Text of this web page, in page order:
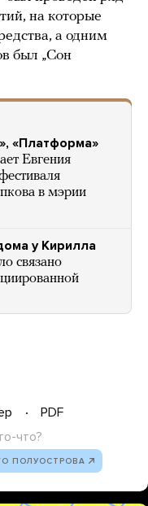
на которые
а одним
был „Сон
«Платформа»
Евгения
в мэрии
у Кирилла
связано
PDF
что?
ПОЛУОСТРОВА